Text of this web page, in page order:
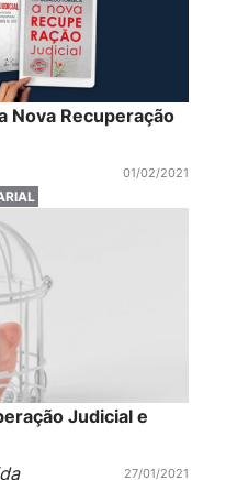
Nova Recuperação
01/02/2021
Judicial e
27/01/2021